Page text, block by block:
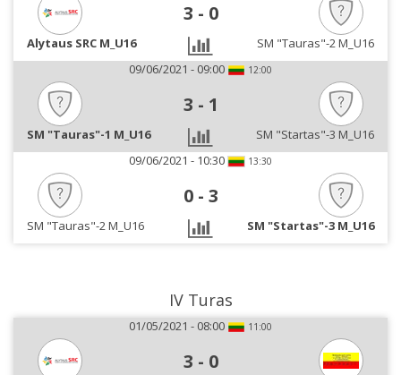
3 - 0
Alytaus SRC M_U16
SM "Tauras"-2 M_U16
09/06/2021 - 09:00
12:00
3 - 1
SM "Tauras"-1 M_U16
SM "Startas"-3 M_U16
09/06/2021 - 10:30
13:30
0 - 3
SM "Tauras"-2 M_U16 SM "Startas"-3 M_U16
IV Turas
01/05/2021 - 08:00 11:00
3 - 0